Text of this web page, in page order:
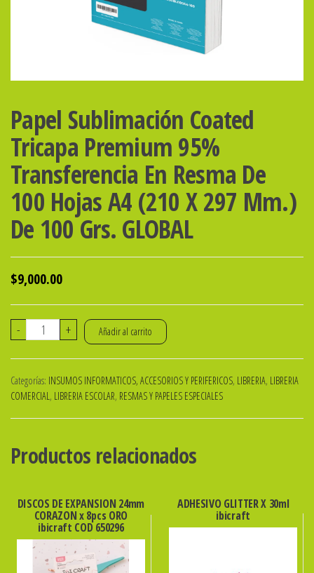
Papel Sublimación Coated
Tricapa Premium 95%
Transferencia En Resma De
100 Hojas A4 (210 X 297 Mm.)
De 100 Grs. GLOBAL
$9,000.00
-
Papel
Tricapa
Premium
Transferencia
En
De
100
Hojas
A4
+ Añadir al carrito
Categorías: INSUMOS INFORMATICOS, ACCESORIOS Y PERIFERICOS, LIBRERIA, LIBRERIA
COMERCIAL, LIBRERIA ESCOLAR, RESMAS Y PAPELES ESPECIALES
Productos relacionados
DISCOS DE EXPANSION 24mm
CORAZON x 8pcs ORO
ibicraft COD 650296
ADHESIVO GLITTER X 30ml
ibicraft